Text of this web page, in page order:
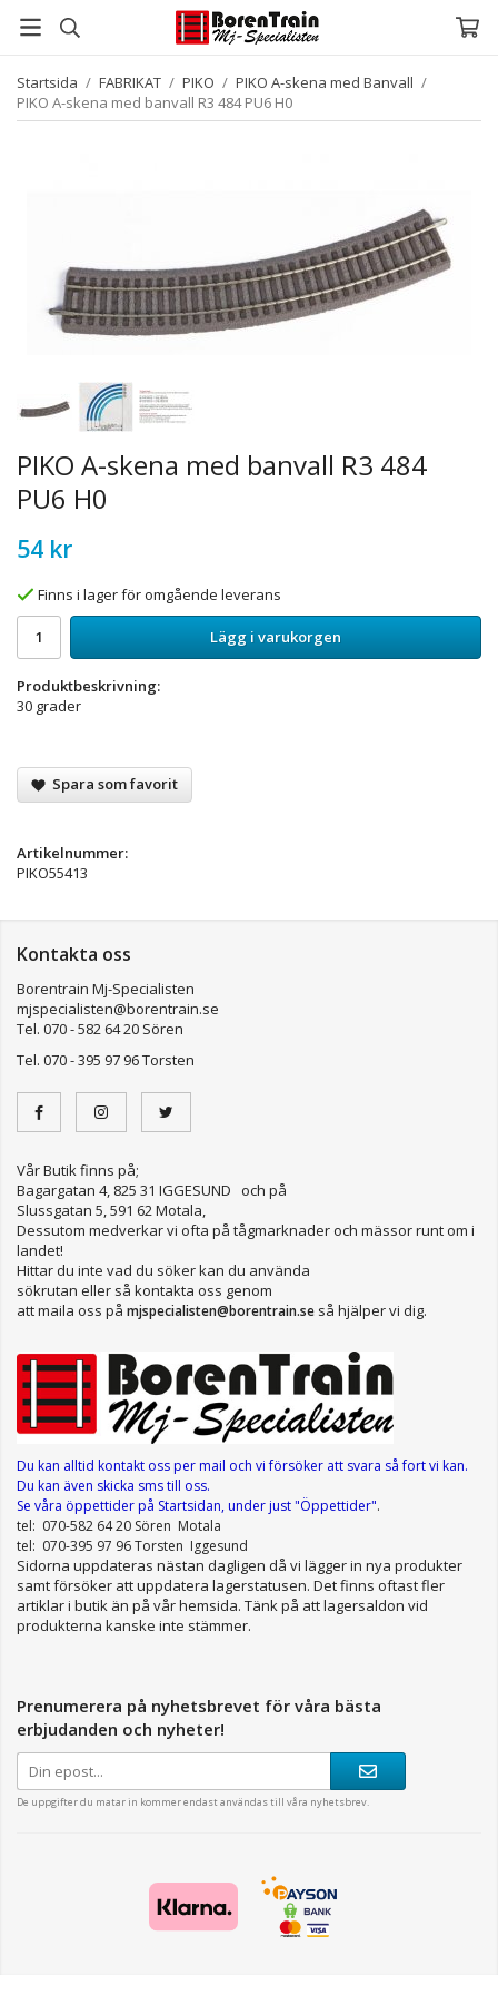
Startsida / FABRIKAT / PIKO / PIKO A-skena med Banvall /
PIKO A-skena med banvall R3 484 PU6 H0
PIKO A-skena med banvall R3 484
PU6 H0
54 kr
Finns i lager för omgående leverans
Lägg i varukorgen
Produktbeskrivning:
30 grader
Spara som favorit
Artikelnummer:
PIKO55413
Kontakta oss
Borentrain Mj-Specialisten
mjspecialisten@borentrain.se
Tel. 070 - 582 64 20 Sören
Tel. 070 - 395 97 96 Torsten
Vår Butik finns på;
Bagargatan 4, 825 31 IGGESUND och på
Slussgatan 5, 591 62 Motala,
Dessutom medverkar vi ofta på tågmarknader och mässor runt om i
landet!
Hittar du inte vad du söker kan du använda
sökrutan eller så kontakta oss genom
att maila oss på mjspecialisten@borentrain.se så hjälper vi dig.
Du kan alltid kontakt oss per mail och vi försöker att svara så fort vi kan.
Du kan även skicka sms till oss.
Se våra öppettiderpå Startsidan, under just "Öppettider".
tel: 070-582 64 20 Sören Motala
tel: 070-395 97 96 Torsten Iggesund
Sidorna uppdateras nästan dagligen då vi lägger in nya produkter
samt försöker att uppdatera lagerstatusen. Det finns oftast fler
artiklar i butik än på vår hemsida. Tänk på att lagersaldon vid
produkterna kanske inte stämmer.
Prenumerera på nyhetsbrevet för våra bästa
erbjudanden och nyheter!
De uppgifter du matar in kommer endast användas till våra nyhetsbrev.